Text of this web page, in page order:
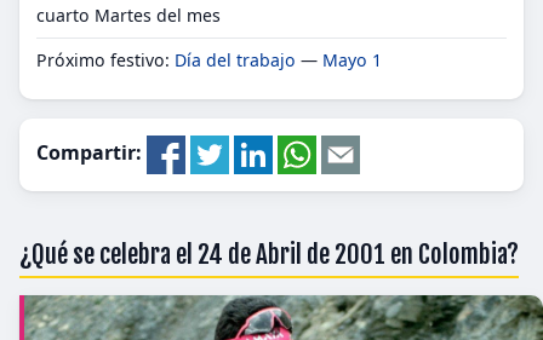
cuarto Martes del mes
Próximo festivo: Día del trabajo — Mayo 1
Compartir:
¿Qué se celebra el 24 de Abril de 2001 en Colombia?